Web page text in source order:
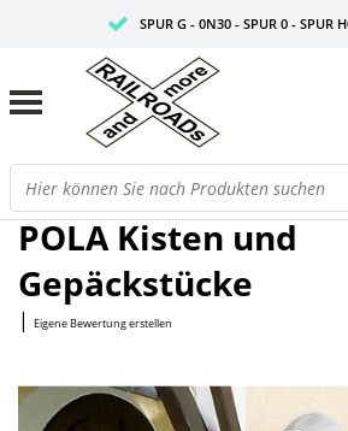
SPUR G - 0N30 - SPUR 0 - SPUR
Startseite/Kisten und Gepäckstücke
POLA Kisten und
Gepäckstücke
| Eigene Bewertung erstellen